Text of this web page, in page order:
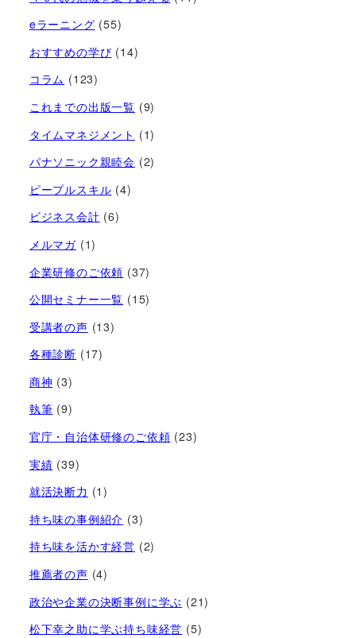
eラーニング (55)
おすすめの学び (14)
コラム (123)
これまでの出版一覧 (9)
タイムマネジメント (1)
パナソニック親睦会 (2)
ピープルスキル (4)
ビジネス会計 (6)
メルマガ (1)
企業研修のご依頼 (37)
公開セミナー一覧 (15)
受講者の声 (13)
各種診断 (17)
商神 (3)
執筆 (9)
官庁・自治体研修のご依頼 (23)
実績 (39)
就活決断力 (1)
持ち味の事例紹介 (3)
持ち味を活かす経営​ (2)
推薦者の声 (4)
政治や企業の決断事例に学ぶ (21)
松下幸之助に学ぶ持ち味経営 (5)